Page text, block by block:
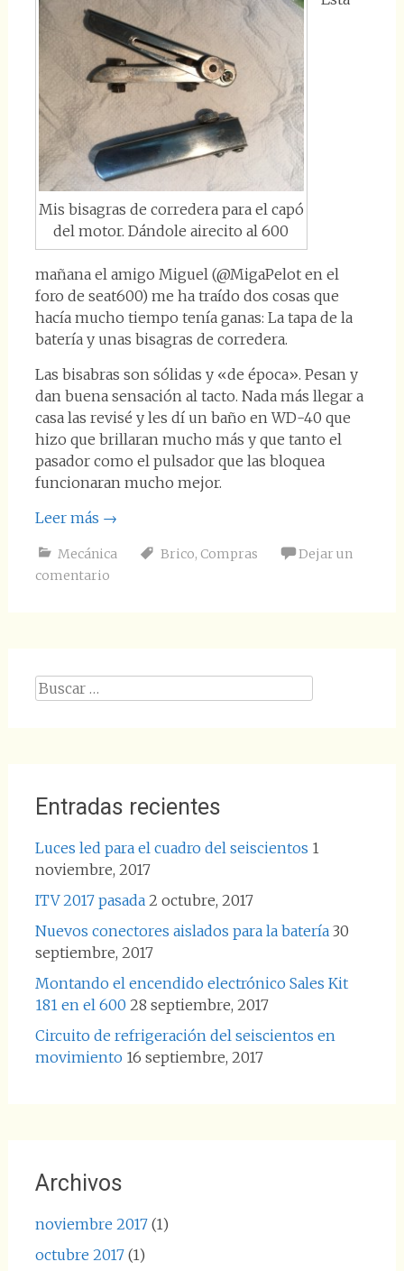
Mis bisagras de corredera para el capó
del motor. Dándole airecito al 600
mañana el amigo Miguel (@MigaPelot en el
foro de seat600) me ha traído dos cosas que
hacía mucho tiempo tenía ganas: La tapa de la
batería y unas bisagras de corredera.
Las bisabras son sólidas y «de época». Pesan y
dan buena sensación al tacto. Nada más llegar a
casa las revisé y les dí un baño en WD-40 que
hizo que brillaran mucho más y que tanto el
pasador como el pulsador que las bloquea
funcionaran mucho mejor.
Leer más →
Mecánica Brico, Compras
Dejar un
comentario
Buscar:
Entradas recientes
Luces led para el cuadro del seiscientos 1
noviembre, 2017
ITV 2017 pasada 2 octubre, 2017
Nuevos conectores aislados para la batería 30
septiembre, 2017
Montando el encendido electrónico Sales Kit
181 en el 600 28 septiembre, 2017
Circuito de refrigeración del seiscientos en
movimiento 16 septiembre, 2017
Archivos
noviembre 2017(1)
octubre 2017(1)